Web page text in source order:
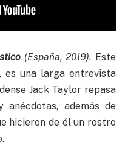
(España, 2019). Este
es una larga entrevista
Jack Taylor repasa
anécdotas, además de
hicieron de él un rostro